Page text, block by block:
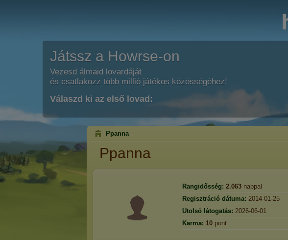
Játssz a Howrse-on
Vezesd álmaid lovardáját
és csatlakozz több millió játékos közösségéhez!
Válaszd ki az első lovad:
Ppanna
Ppanna
Rangidősség: 2.063 nappal
Regisztráció dátuma: 2014-01-25
Utolsó látogatás: 2026-06-01
Karma: 10 pont